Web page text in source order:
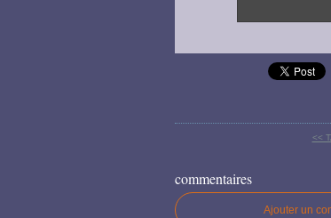
<<
commentaires
Ajouter un